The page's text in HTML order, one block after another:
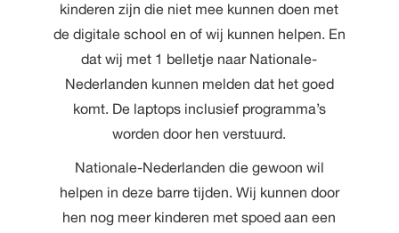
kinderen zijn die niet mee kunnen doen met
de digitale school en of wij kunnen helpen. En
dat wij met 1 belletje naar Nationale-
Nederlanden kunnen melden dat het goed
komt. De laptops inclusief programma’s
worden door hen verstuurd.
Nationale-Nederlanden die gewoon wil
helpen in deze barre tijden. Wij kunnen door
hen nog meer kinderen met spoed aan een